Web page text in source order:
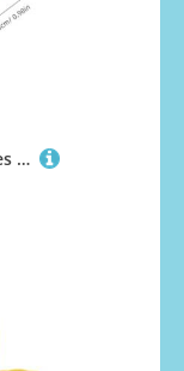
TOYANDONA 50 Stück Teiliges Miniatur Puppenbrillen aus Metall Drahtfassung Realistische Mini Dollhouse Eyewear für DIY Bastelprojekte Kreative Puppenzubehör für Detailreiche